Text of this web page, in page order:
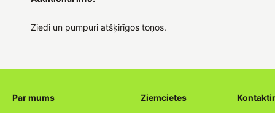
Ziedi un pumpuri atšķirīgos toņos.
Par mums Ziemcietes